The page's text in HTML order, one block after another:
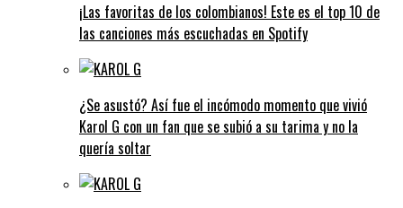
¡Las favoritas de los colombianos! Este es el top 10 de
las canciones más escuchadas en Spotify
¿Se asustó? Así fue el incómodo momento que vivió
Karol G con un fan que se subió a su tarima y no la
quería soltar